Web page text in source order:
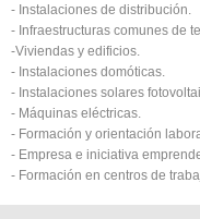
- Instalaciones de distribución.
- Infraestructuras comunes de
-Viviendas y edificios.
- Instalaciones domóticas.
- Instalaciones solares
- Máquinas eléctricas.
- Formación y orientación
- Empresa e iniciativa
- Formación en centros de